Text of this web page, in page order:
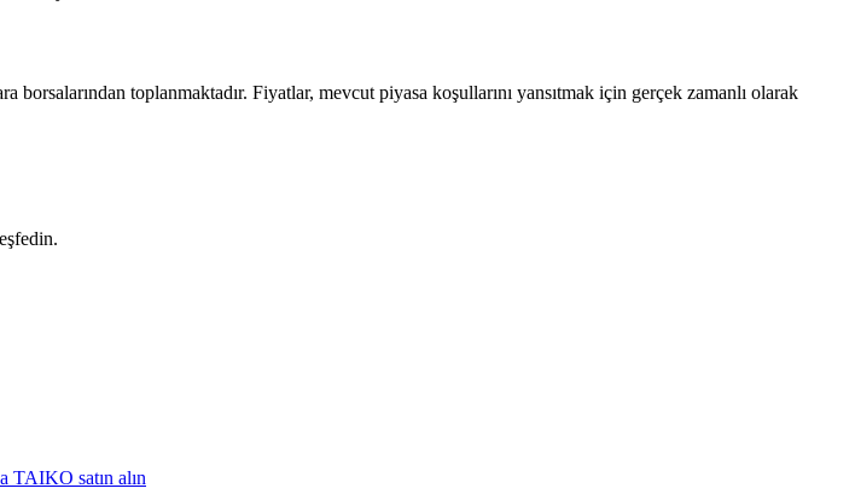
toplanmaktadır. Fiyatlar, mevcut piyasa koşullarını yansıtmak için gerçek zamanlı olarak
TAIKO satın alın